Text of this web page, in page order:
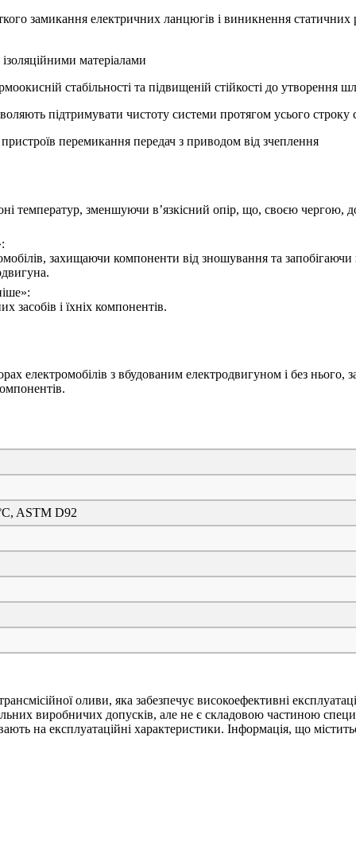
замикання електричних ланцюгів і виникнення статичних
матеріалами
стабільності та підвищеній стійкості до утворення
підтримувати чистоту системи протягом усього
перемикання передач з приводом від зчеплення
температур, зменшуючи в’язкісний опір, що, своєю чергою,
захищаючи компоненти від зношування та
засобів і їхніх компонентів.
електромобілів з вбудованим електродвигуном і без
ASTM D92
оливи, яка забезпечує високоефективні
виробничих допусків, але не є складовою частиною
на експлуатаційні характеристики. Інформація, що